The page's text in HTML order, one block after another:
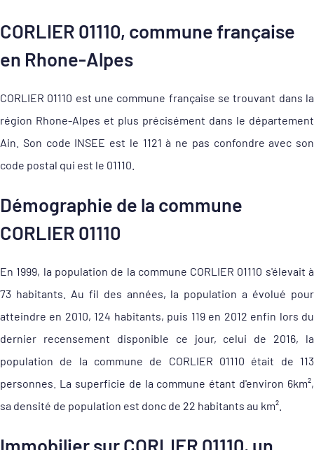
CORLIER 01110, commune française
en Rhone-Alpes
CORLIER 01110 est une commune française se trouvant dans la
région Rhone-Alpes et plus précisément dans le département
Ain. Son code INSEE est le 1121 à ne pas confondre avec son
code postal qui est le 01110.
Démographie de la commune
CORLIER 01110
En 1999, la population de la commune CORLIER 01110 s'élevait à
73 habitants. Au fil des années, la population a évolué pour
atteindre en 2010, 124 habitants, puis 119 en 2012 enfin lors du
dernier recensement disponible ce jour, celui de 2016, la
population de la commune de CORLIER 01110 était de 113
personnes. La superficie de la commune étant d'environ 6km²,
sa densité de population est donc de 22 habitants au km².
Immobilier sur CORLIER 01110, un